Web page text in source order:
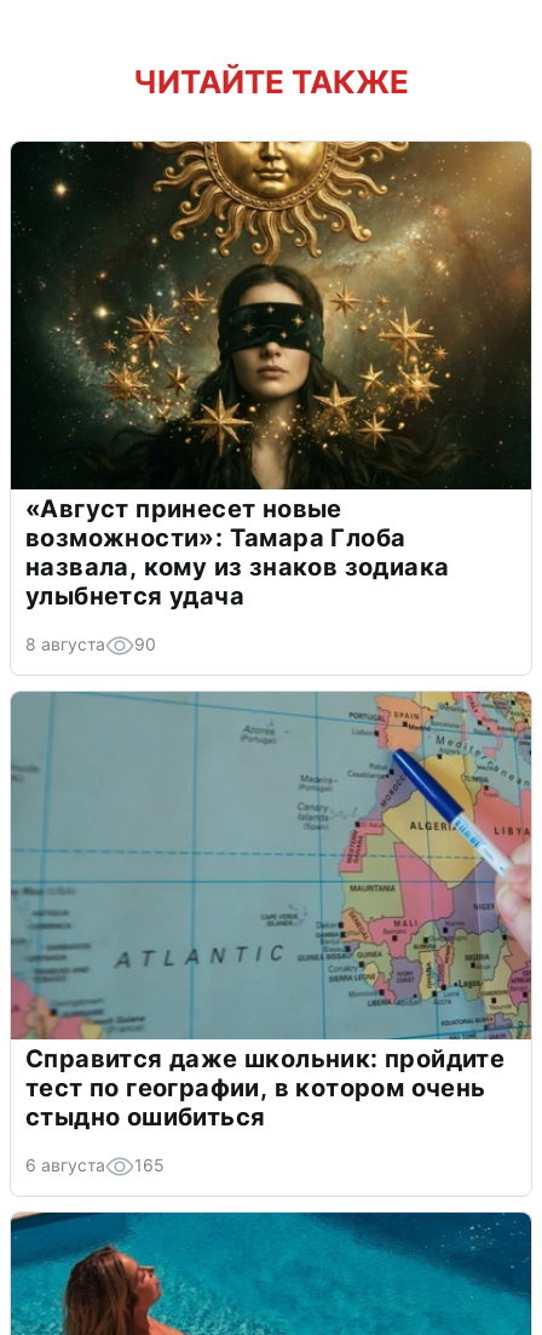
ЧИТАЙТЕ ТАКЖЕ
«Август принесет новые
возможности»: Тамара Глоба
назвала, кому из знаков зодиака
улыбнется удача
8 августа 90
Справится даже школьник: пройдите
тест по географии, в котором очень
стыдно ошибиться
6 августа 165